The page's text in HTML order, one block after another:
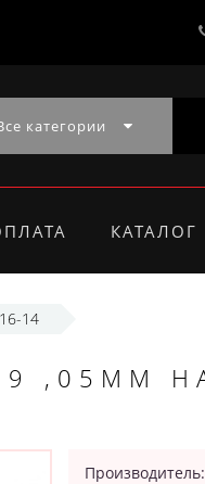
категории
КАТАЛОГ
14
19 ,05ММ
Производитель: